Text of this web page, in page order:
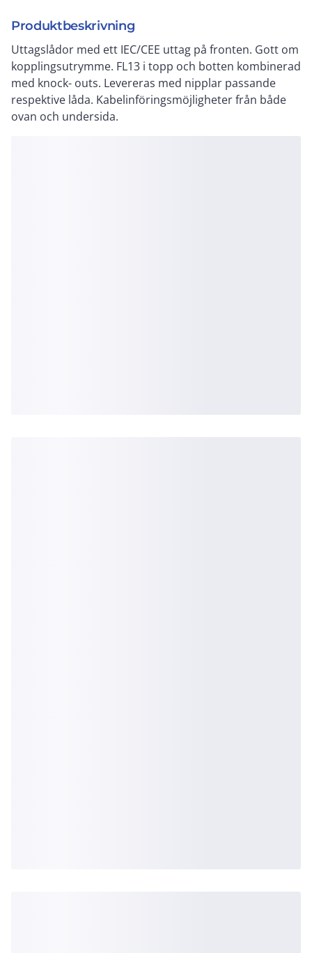
Produktbeskrivning
Uttagslådor med ett IEC/CEE uttag på fronten. Gott om
kopplingsutrymme. FL13 i topp och botten kombinerad
med knock- outs. Levereras med nipplar passande
respektive låda. Kabelinföringsmöjligheter från både
ovan och undersida.